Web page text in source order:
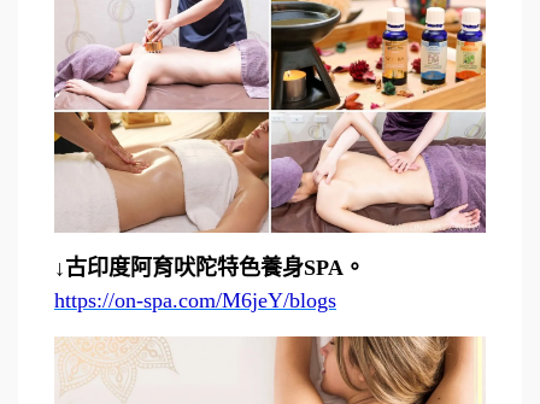
↓古印度阿育吠陀特色養身SPA。
https://on-spa.com/M6jeY/blogs